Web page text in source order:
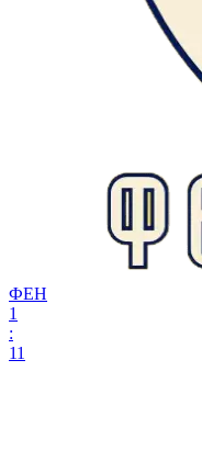
ФЕН
1
:
11